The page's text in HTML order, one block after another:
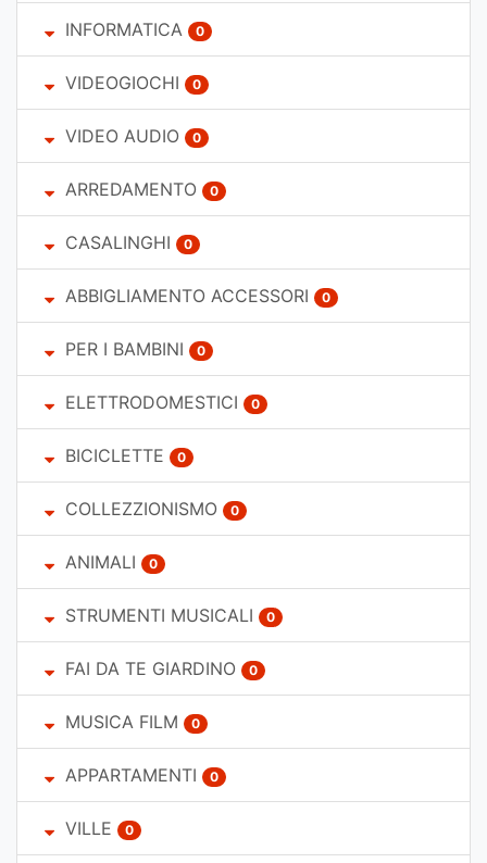
INFORMATICA 0
VIDEOGIOCHI 0
VIDEO AUDIO 0
ARREDAMENTO 0
CASALINGHI 0
ABBIGLIAMENTO ACCESSORI 0
PER I BAMBINI 0
ELETTRODOMESTICI 0
BICICLETTE 0
COLLEZZIONISMO 0
ANIMALI 0
STRUMENTI MUSICALI 0
FAI DA TE GIARDINO 0
MUSICA FILM 0
APPARTAMENTI 0
VILLE 0